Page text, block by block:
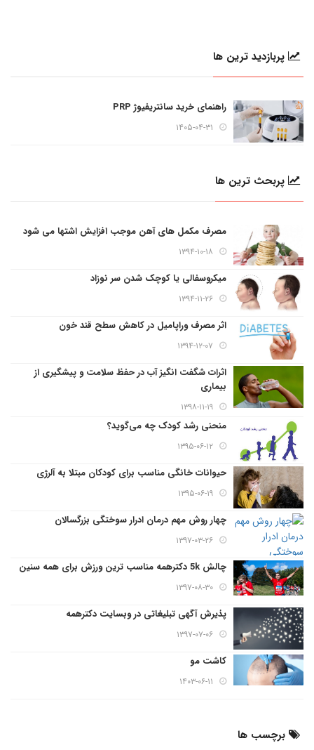
پربازدید ترین ها
راهنمای خرید سانتریفیوژ PRP
۱۴۰۵-۰۴-۳۱
پربحث ترین ها
مصرف مکمل های آهن موجب افزایش اشتها می شود
۱۳۹۴-۱۰-۱۸
میکروسفالی یا کوچک شدن سر نوزاد
۱۳۹۴-۱۱-۲۶
اثر مصرف وراپامیل در کاهش سطح قند خون
۱۳۹۴-۱۲-۰۷
اثرات شگفت انگیز آب در حفظ سلامت و پیشگیری از
بیماری
۱۳۹۸-۱۱-۱۹
منحنی رشد کودک چه می‌گوید؟
۱۳۹۵-۰۶-۱۲
حیوانات خانگی مناسب برای کودکان مبتلا به آلرژی
۱۳۹۵-۰۶-۱۹
چهار روش مهم درمان ادرار سوختگی بزرگسالان
۱۳۹۷-۰۳-۲۶
چالش 5k دکترهمه مناسب ترین ورزش برای همه سنین
۱۳۹۷-۰۸-۳۰
پذیرش آگهی تبلیغاتی در وبسایت دکترهمه
۱۳۹۷-۰۷-۰۶
کاشت مو
۱۴۰۳-۰۶-۱۱
برچسب ها